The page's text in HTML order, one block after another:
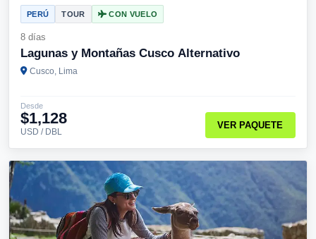
PERÚ TOUR CON VUELO
8 días
Lagunas y Montañas Cusco Alternativo
Cusco, Lima
Desde
$1,128
USD / DBL
VER PAQUETE